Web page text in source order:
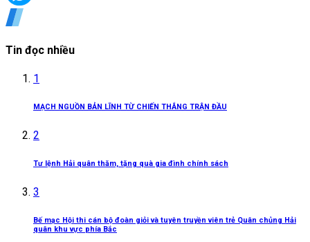
Tin đọc nhiều
1
MẠCH NGUỒN BẢN LĨNH TỪ CHIẾN THẮNG TRẬN ĐẦU
2
Tư lệnh Hải quân thăm, tặng quà gia đình chính sách
3
Bế mạc Hội thi cán bộ đoàn giỏi và tuyên truyền viên trẻ Quân chủng Hải
quân khu vực phía Bắc